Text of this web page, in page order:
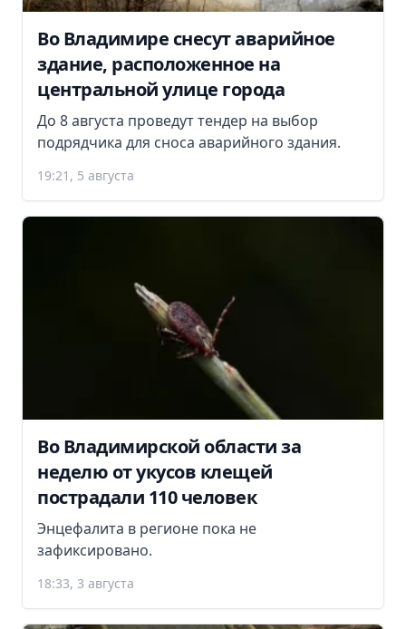
Во Владимире снесут аварийное
здание, расположенное на
центральной улице города
До 8 августа проведут тендер на выбор
подрядчика для сноса аварийного здания.
19:21, 5 августа
Во Владимирской области за
неделю от укусов клещей
пострадали 110 человек
Энцефалита в регионе пока не
зафиксировано.
18:33, 3 августа